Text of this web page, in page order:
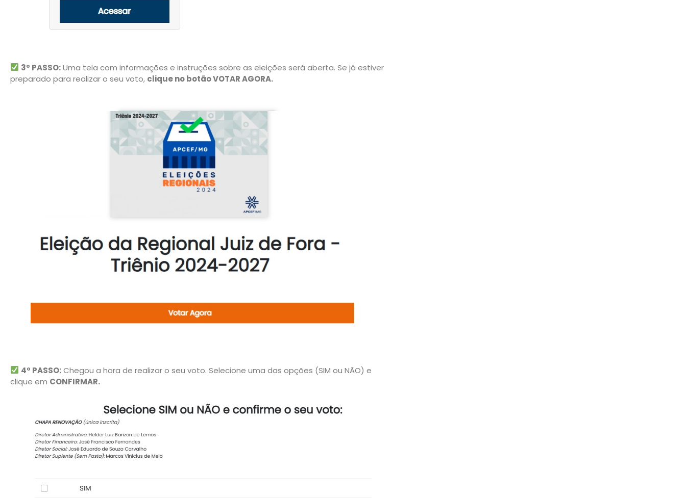
3º PASSO:Uma tela com informações e instruções sobre as eleições será aberta. Se já estiver
preparado para realizar o seu voto, clique no botão VOTAR AGORA.
4º PASSO:Chegou a hora de realizar o seu voto. Selecione uma das opções (SIM ou NÃO) e
clique em CONFIRMAR.